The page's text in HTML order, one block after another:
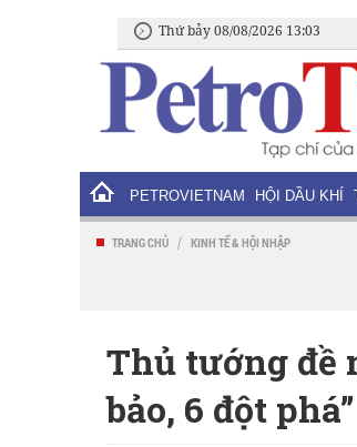
Thứ bảy 08/08/2026 13:03
PETROVIETNAM HỘI DẦU KHÍ
TRANG CHỦ / KINH TẾ & HỘI NHẬP
Thủ tướng đề
bảo, 6 đột phá”